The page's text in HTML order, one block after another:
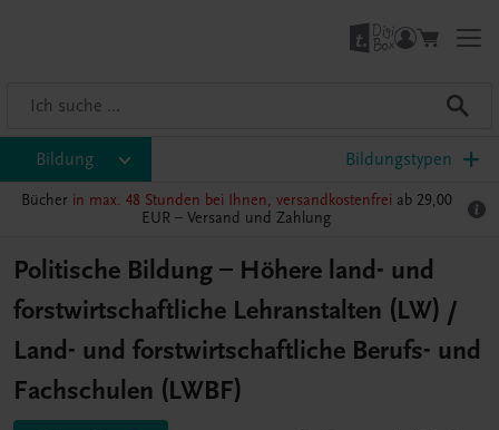
Bildung Bildungstypen
Bücher in max. 48 Stunden bei Ihnen, versandkostenfrei ab 29,00
EUR – Versand und Zahlung
Politische Bildung – Höhere land- und
forstwirtschaftliche Lehranstalten (LW) /
Land- und forstwirtschaftliche Berufs- und
Fachschulen (LWBF)